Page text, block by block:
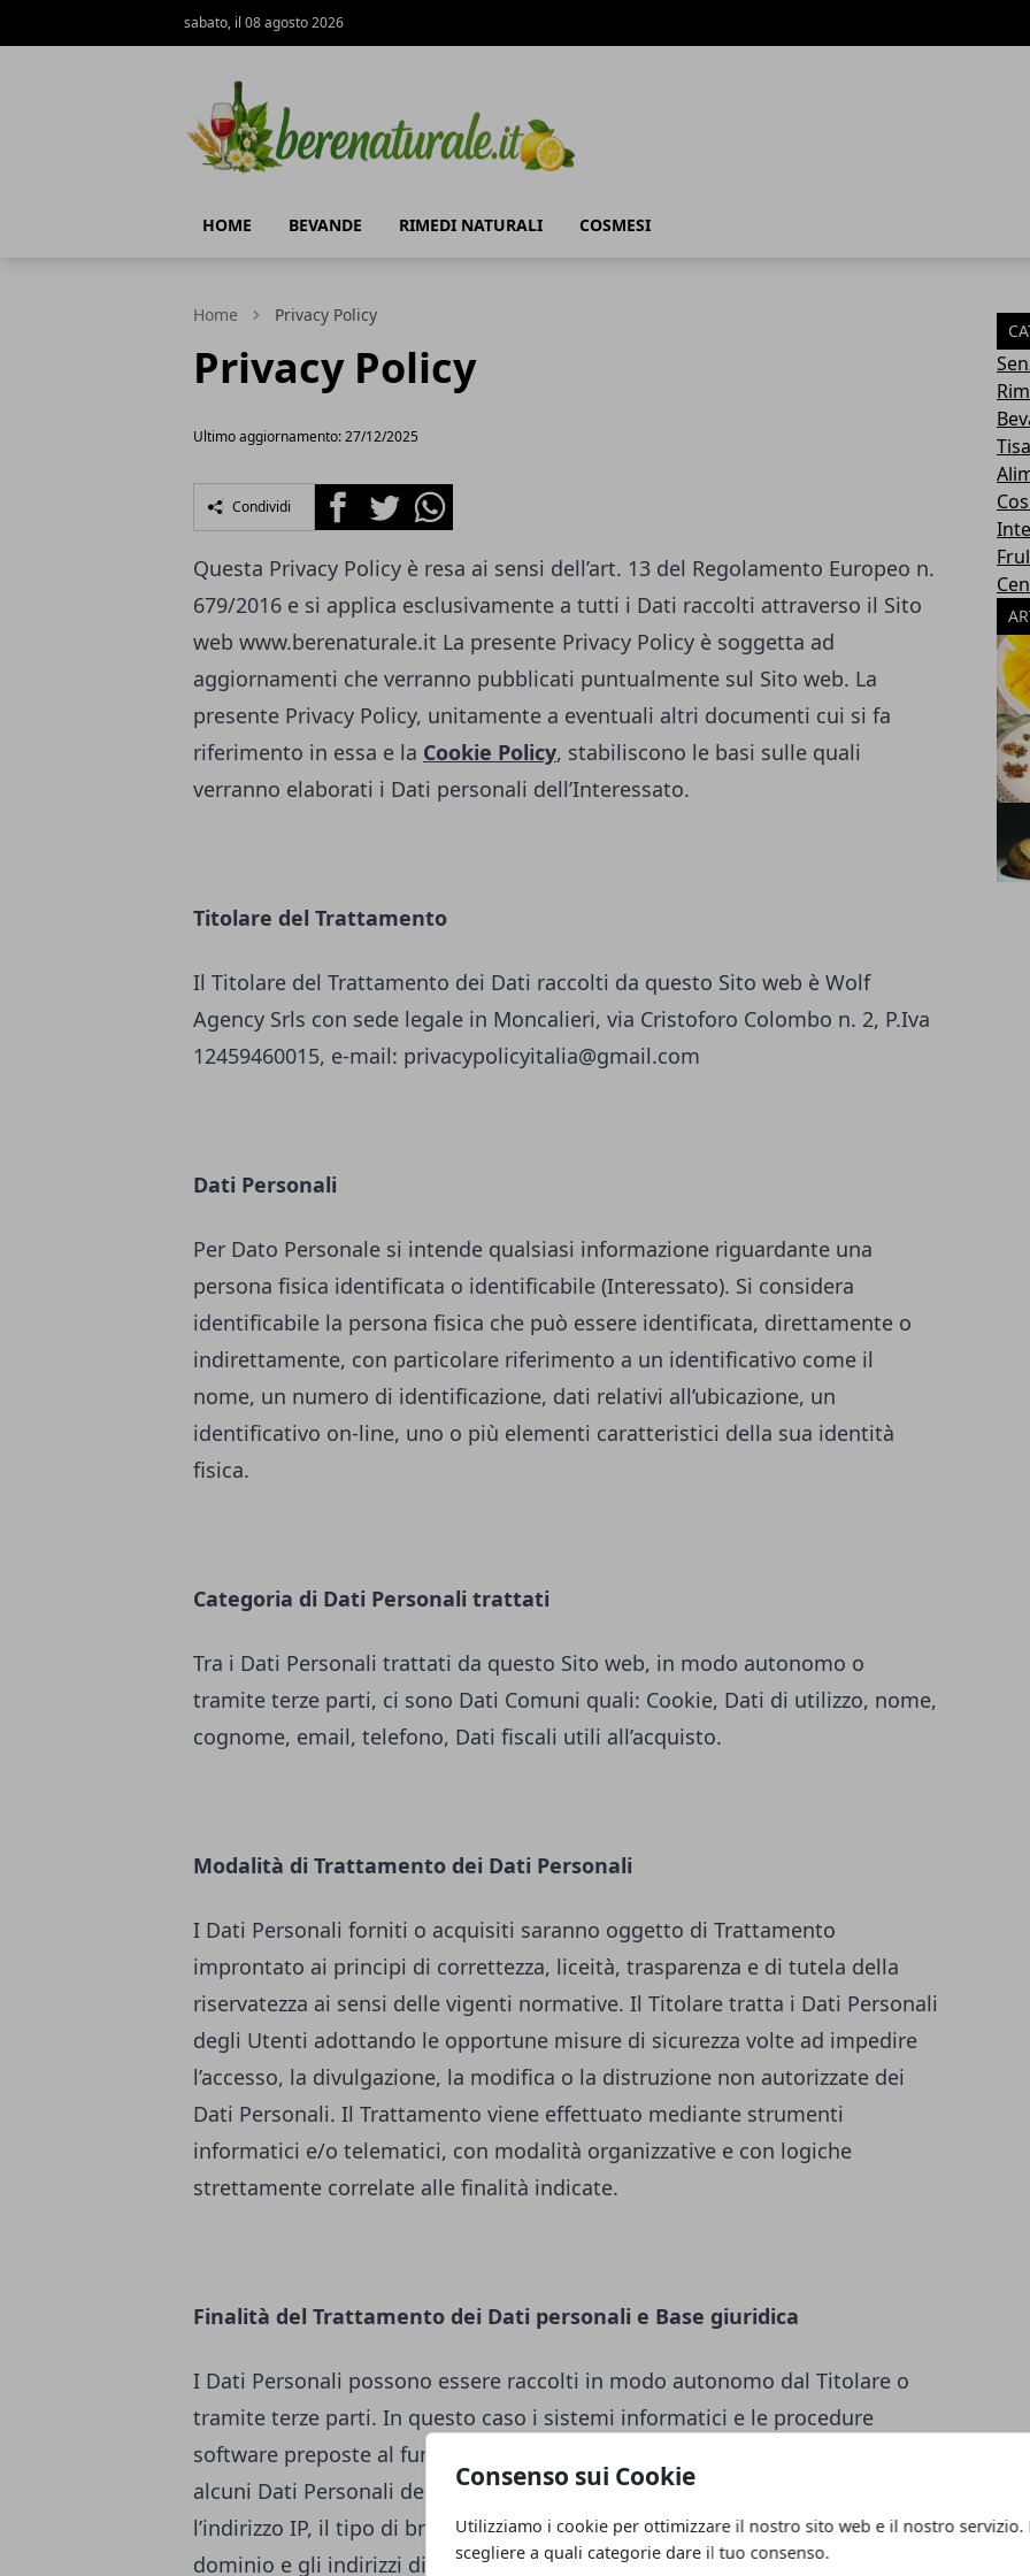
Consenso sui Cookie
Utilizziamo i cookie per ottimizzare il nostro sito web e il nostro servizio.
scegliere a quali categorie dare il tuo consenso.
sabato, il 08 agosto 2026
HOME BEVANDE RIMEDI NATURALI COSMESI
Home Privacy Policy
Privacy Policy
Ultimo aggiornamento: 27/12/2025
Condividi FacebookTwitterWhatsapp
Questa Privacy Policy è resa ai sensi dell’art. 13 del Regolamento Europeo n.
679/2016 e si applica esclusivamente a tutti i Dati raccolti attraverso il Sito
web www.berenaturale.it La presente Privacy Policy è soggetta ad
aggiornamenti che verranno pubblicati puntualmente sul Sito web. La
presente Privacy Policy, unitamente a eventuali altri documenti cui si fa
riferimento in essa e la Cookie Policy, stabiliscono le basi sulle quali
verranno elaborati i Dati personali dell’Interessato.
Titolare del Trattamento
Il Titolare del Trattamento dei Dati raccolti da questo Sito web è Wolf
Agency Srls con sede legale in Moncalieri, via Cristoforo Colombo n. 2, P.Iva
12459460015, e-mail: privacypolicyitalia@gmail.com
Dati Personali
Per Dato Personale si intende qualsiasi informazione riguardante una
persona fisica identificata o identificabile (Interessato). Si considera
identificabile la persona fisica che può essere identificata, direttamente o
indirettamente, con particolare riferimento a un identificativo come il
nome, un numero di identificazione, dati relativi all’ubicazione, un
identificativo on-line, uno o più elementi caratteristici della sua identità
fisica.
Categoria di Dati Personali trattati
Tra i Dati Personali trattati da questo Sito web, in modo autonomo o
tramite terze parti, ci sono Dati Comuni quali: Cookie, Dati di utilizzo, nome,
cognome, email, telefono, Dati fiscali utili all’acquisto.
Modalità di Trattamento dei Dati Personali
I Dati Personali forniti o acquisiti saranno oggetto di Trattamento
improntato ai principi di correttezza, liceità, trasparenza e di tutela della
riservatezza ai sensi delle vigenti normative. Il Titolare tratta i Dati Personali
degli Utenti adottando le opportune misure di sicurezza volte ad impedire
l’accesso, la divulgazione, la modifica o la distruzione non autorizzate dei
Dati Personali. Il Trattamento viene effettuato mediante strumenti
informatici e/o telematici, con modalità organizzative e con logiche
strettamente correlate alle finalità indicate.
Finalità del Trattamento dei Dati personali e Base giuridica
I Dati Personali possono essere raccolti in modo autonomo dal Titolare o
tramite terze parti. In questo caso i sistemi informatici e le procedure
software preposte al funzionamento del presente Sito web acquisiscono
alcuni Dati Personali degli Utenti, di carattere tecnico-informatico (ad es.
l’indirizzo IP, il tipo di browser utilizzato, il sistema operativo, il nome di
dominio e gli indirizzi di siti web dai quali è stato effettuato l’accesso o